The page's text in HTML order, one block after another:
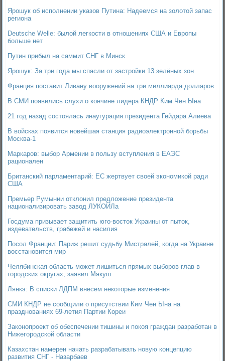
Ярошук об исполнении указов Путина: Надеемся на золотой запас
региона
Deutsche Welle: былой легкости в отношениях США и Европы
больше нет
Путин прибыл на саммит СНГ в Минск
Ярошук: За три года мы спасли от застройки 13 зелёных зон
Франция поставит Ливану вооружений на три миллиарда долларов
В СМИ появились слухи о кончине лидера КНДР Ким Чен Ына
21 год назад состоялась инаугурация президента Гейдара Алиева
В войсках появится новейшая станция радиоэлектронной борьбы
Москва-1
Маркаров: выбор Армении в пользу вступления в ЕАЭС
рационален
Британский парламентарий: ЕС жертвует своей экономикой ради
США
Премьер Румынии отклонил предложение президента
национализировать завод ЛУКОЙЛа
Госдума призывает защитить юго-восток Украины от пыток,
издевательств, грабежей и насилия
Посол Франции: Париж решит судьбу Мистралей, когда на Украине
восстановится мир
Челябинская область может лишиться прямых выборов глав в
городских округах, заявил Мякуш
Лянкэ: В списки ЛДПМ внесем некоторые изменения
СМИ КНДР не сообщили о присутствии Ким Чен Ына на
празднованиях 69-летия Партии Кореи
Законопроект об обеспечении тишины и покоя граждан разработан в
Нижегородской области
Казахстан намерен начать разрабатывать новую концепцию
развития СНГ - Назарбаев